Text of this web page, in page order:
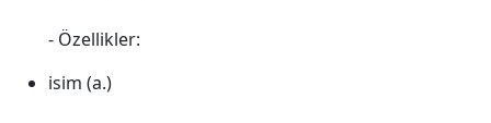
- Özellikler:
isim (a.)